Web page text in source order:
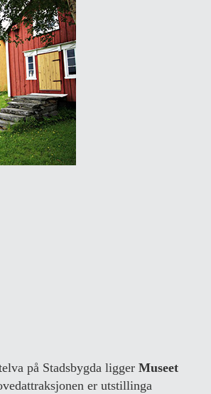
på Stadsbygda ligger Museet
er utstillinga